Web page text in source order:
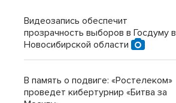
Видеозапись обеспечит
прозрачность выборов в Госдуму в
Новосибирской области
В память о подвиге: «Ростелеком»
проведет кибертурнир «Битва за